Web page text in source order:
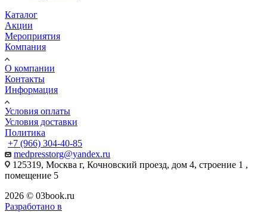
Каталог
Акции
Мероприятия
Компания
О компании
Контакты
Информация
Условия оплаты
Условия доставки
Политика
+7 (966) 304-40-85
medpresstorg@yandex.ru
125319, Москва г, Кочновский проезд, дом 4, строение 1 ,
помещение 5
2026 © 03book.ru
Разработано в